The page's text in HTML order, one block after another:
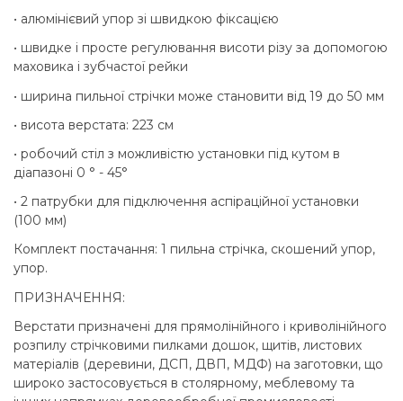
• алюмінієвий упор зі швидкою фіксацією
• швидке і просте регулювання висоти різу за допомогою
маховика і зубчастої рейки
• ширина пильної стрічки може становити від 19 до 50 мм
• висота верстата: 223 см
• робочий стіл з можливістю установки під кутом в
діапазоні 0 ° - 45°
• 2 патрубки для підключення аспіраційної установки
(100 мм)
Комплект постачання: 1 пильна стрічка, скошений упор,
упор.
ПРИЗНАЧЕННЯ:
Верстати призначені для прямолінійного і криволінійного
розпилу стрічковими пилками дошок, щитів, листових
матеріалів (деревини, ДСП, ДВП, МДФ) на заготовки, що
широко застосовується в столярному, меблевому та